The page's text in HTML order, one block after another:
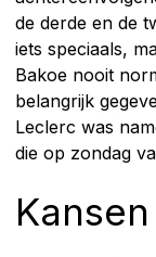
de derde en de
iets speciaals,
Bakoe nooit
belangrijk
Leclerc was
die op zondag